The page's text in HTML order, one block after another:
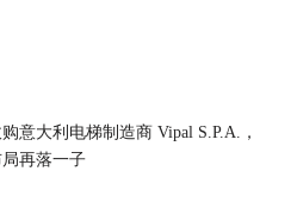
意大利电梯制造商 Vipal S.P.A.，
再落一子